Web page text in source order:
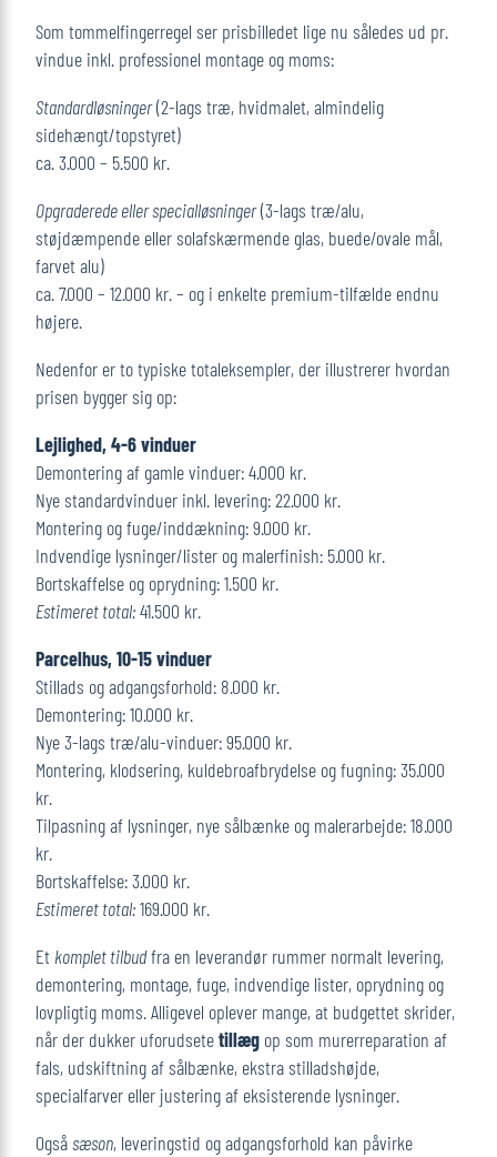
Som tommelfingerregel ser prisbilledet lige nu således ud pr.
vindue inkl. professionel montage og moms:
Standardløsninger(2-lags træ, hvidmalet, almindelig
sidehængt/topstyret)
ca. 3.000 – 5.500 kr.
Opgraderede eller specialløsninger(3-lags træ/alu,
støjdæmpende eller solafskærmende glas, buede/ovale mål,
farvet alu)
ca. 7.000 – 12.000 kr. – og i enkelte premium-tilfælde endnu
højere.
Nedenfor er to typiske totaleksempler, der illustrerer hvordan
prisen bygger sig op:
Lejlighed, 4-6 vinduer
Demontering af gamle vinduer: 4.000 kr.
Nye standardvinduer inkl. levering: 22.000 kr.
Montering og fuge/inddækning: 9.000 kr.
Indvendige lysninger/lister og malerfinish: 5.000 kr.
Bortskaffelse og oprydning: 1.500 kr.
Estimeret total:41.500 kr.
Parcelhus, 10-15 vinduer
Stillads og adgangsforhold: 8.000 kr.
Demontering: 10.000 kr.
Nye 3-lags træ/alu-vinduer: 95.000 kr.
Montering, klodsering, kuldebroafbrydelse og fugning: 35.000
kr.
Tilpasning af lysninger, nye sålbænke og malerarbejde: 18.000
kr.
Bortskaffelse: 3.000 kr.
Estimeret total:169.000 kr.
Et komplet tilbudfra en leverandør rummer normalt levering,
demontering, montage, fuge, indvendige lister, oprydning og
lovpligtig moms. Alligevel oplever mange, at budgettet skrider,
når der dukker uforudsetetillæg op som murerreparation af
fals, udskiftning af sålbænke, ekstra stilladshøjde,
specialfarver eller justering af eksisterende lysninger.
Ogsåsæson, leveringstid og adgangsforhold kan påvirke